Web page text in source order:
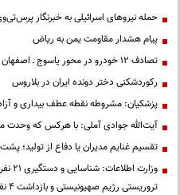
حمله نیروهای اسرائیلی به خبرنگار
پیام هشدار مقاومت یمن به ریاض
تصادف ۱۲ خودرو در محور یاسوج ـ اصفهان
رکوردشکنی دختر دونده ایران در بلاروس
پزشکیان: مشروطه نقطه عطف بیداری و
آیت‌الله جوادی آملی: با هرکس که وحدت
تقسیم غنایم مدیران یا دفاع از تولید؛